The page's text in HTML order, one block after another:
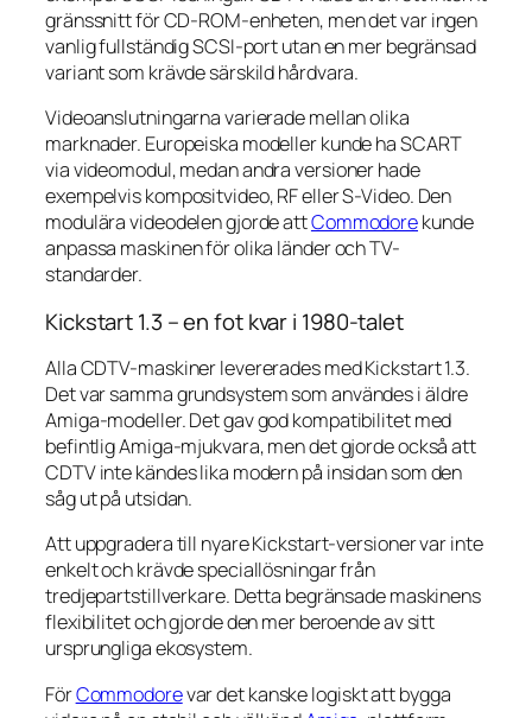
gränssnitt för CD-ROM-enheten, men det var ingen
vanlig fullständig SCSI-port utan en mer begränsad
variant som krävde särskild hårdvara.
Videoanslutningarna varierade mellan olika
marknader. Europeiska modeller kunde ha SCART
via videomodul, medan andra versioner hade
exempelvis kompositvideo, RF eller S-Video. Den
modulära videodelen gjorde attCommodorekunde
anpassa maskinen för olika länder och TV-
standarder.
Kickstart 1.3 – en fot kvar i 1980-talet
Alla CDTV-maskiner levererades med Kickstart 1.3.
Det var samma grundsystem som användes i äldre
Amiga-modeller. Det gav god kompatibilitet med
befintlig Amiga-mjukvara, men det gjorde också att
CDTV inte kändes lika modern på insidan som den
såg ut på utsidan.
Att uppgradera till nyare Kickstart-versioner var inte
enkelt och krävde speciallösningar från
tredjepartstillverkare. Detta begränsade maskinens
flexibilitet och gjorde den mer beroende av sitt
ursprungliga ekosystem.
FörCommodorevar det kanske logiskt att bygga